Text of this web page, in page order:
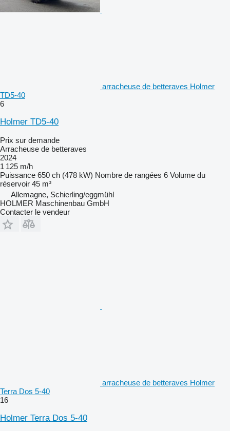
arracheuse de betteraves Holmer
TD5-40
6
Holmer TD5-40
Prix sur demande
Arracheuse de betteraves
2024
1 125 m/h
Puissance 650 ch (478 kW) Nombre de rangées 6 Volume du
réservoir 45 m³
Allemagne, Schierling/eggmühl
HOLMER Maschinenbau GmbH
Contacter le vendeur
arracheuse de betteraves Holmer
Terra Dos 5-40
16
Holmer Terra Dos 5-40